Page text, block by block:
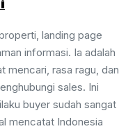
landing page
informasi. Ia adalah
mencari, rasa ragu, dan
sales. Ini
buyer sudah sangat
mencatat Indonesia